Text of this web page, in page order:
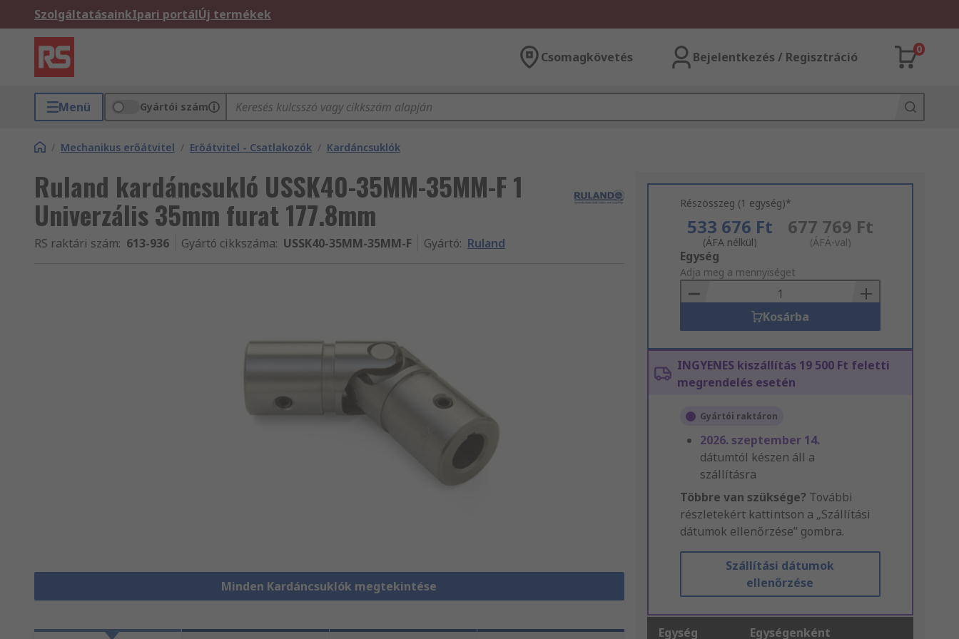
SzolgáltatásainkIpari portálÚj termékek
Csomagkövetés Bejelentkezés / Regisztráció
0
Menü Gyártói szám
/ Mechanikus erőátvitel / Erőátvitel - Csatlakozók / Kardáncsuklók
Ruland kardáncsukló USSK40-35MM-35MM-F 1
Univerzális 35mm furat 177.8mm
RS raktári szám: 613-936 Gyártó cikkszáma: USSK40-35MM-35MM-F Gyártó: Ruland
Minden Kardáncsuklók megtekintése
Részösszeg (1 egység)*
533 676 Ft
(ÁFA nélkül)
677 769 Ft
(ÁFÁ-val)
Add
to
Basket
Egység
Adja meg a mennyiséget
Kosárba
INGYENES kiszállítás 19 500 Ft feletti
megrendelés esetén
Gyártói raktáron
2026. szeptember 14.
dátumtól készen áll a
szállításra
Többre van szüksége? További
részletekért kattintson a „Szállítási
dátumok ellenőrzése” gombra.
Szállítási dátumok
ellenőrzése
Egység Egységenként